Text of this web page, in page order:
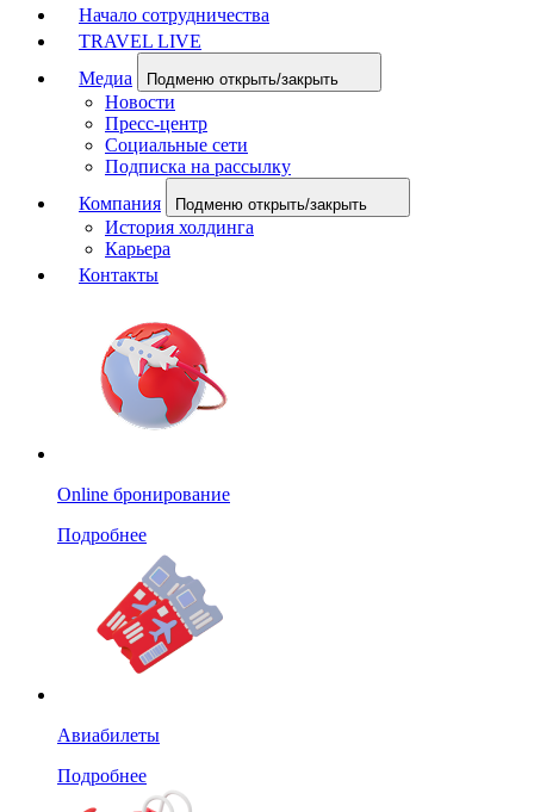
Начало сотрудничества
TRAVEL LIVE
Медиа
Подменю открыть/закрыть
Новости
Пресс-центр
Социальные сети
Подписка на рассылку
Компания
Подменю открыть/закрыть
История холдинга
Карьера
Контакты
Online бронирование
Подробнее
Авиабилеты
Подробнее